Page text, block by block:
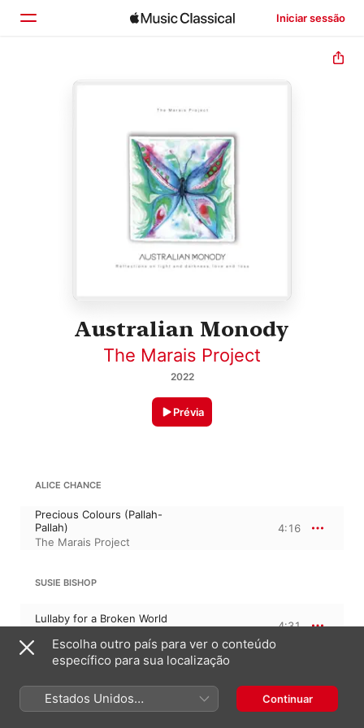
Iniciar sessão
Início
Australian Monody
The Marais Project
2022
Prévia
ALICE CHANCE
Precious Colours (Pallah-
Pallah)
The Marais Project
4:16
SUSIE BISHOP
Lullaby for a Broken World
4:31
The Diary of Anne Frank, “O diário de Anne Frank”
If
Escolha outro país para ver o conteúdo
específico para sua localização
Estados Unidos
(Português Brasil)
Continuar